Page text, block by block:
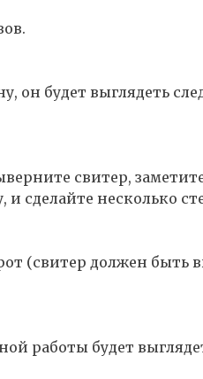
он будет выглядеть
свитер,
сделайте несколько
(свитер должен быть
работы будет